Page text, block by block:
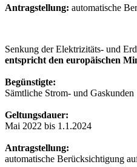
Antragstellung: automatische
Senkung der Elektrizitäts- und
entspricht den europäischen
Begünstigte:
Sämtliche Strom- und Gaskunden
Geltungsdauer:
Mai 2022 bis 1.1.2024
Antragstellung:
automatische Berücksichtigung